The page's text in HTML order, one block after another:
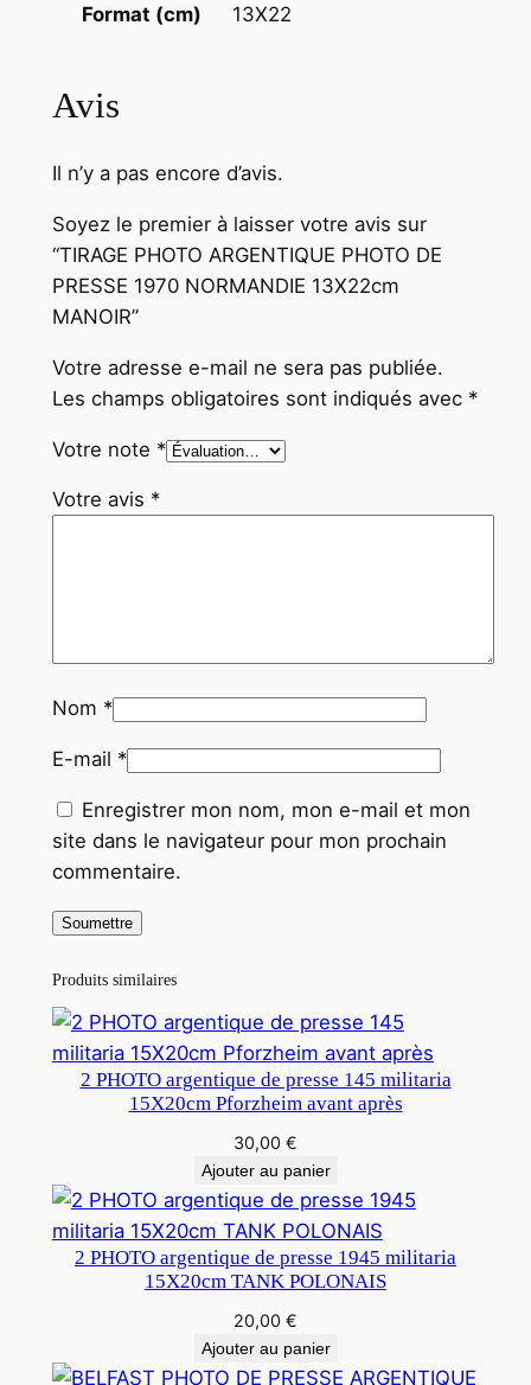
c
M
A
N
O
I
Format (cm) 13X22
Avis
Il n’y a pas encore d’avis.
Soyez le premier à laisser votre avis sur
“TIRAGE PHOTO ARGENTIQUE PHOTO DE
PRESSE 1970 NORMANDIE 13X22cm
MANOIR”
Votre adresse e-mail ne sera pas publiée.
Les champs obligatoires sont indiqués avec *
Votre note *
Votre avis *
Nom *
E-mail *
Enregistrer mon nom, mon e-mail et mon
site dans le navigateur pour mon prochain
commentaire.
Produits similaires
2 PHOTO argentique de presse 145 militaria
15X20cm Pforzheim avant après
30,00 €
Ajouter au panier
2 PHOTO argentique de presse 1945 militaria
15X20cm TANK POLONAIS
20,00 €
Ajouter au panier